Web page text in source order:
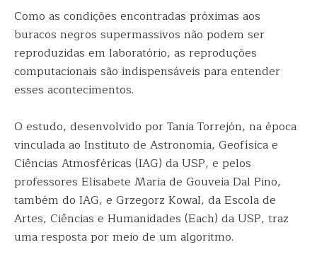
Como as condições encontradas próximas aos
buracos negros supermassivos não podem ser
reproduzidas em laboratório, as reproduções
computacionais são indispensáveis para entender
esses acontecimentos.
O estudo, desenvolvido por Tania Torrejón, na época
vinculada ao Instituto de Astronomia, Geofísica e
Ciências Atmosféricas (IAG) da USP, e pelos
professores Elisabete Maria de Gouveia Dal Pino,
também do IAG, e Grzegorz Kowal, da Escola de
Artes, Ciências e Humanidades (Each) da USP, traz
uma resposta por meio de um algoritmo.